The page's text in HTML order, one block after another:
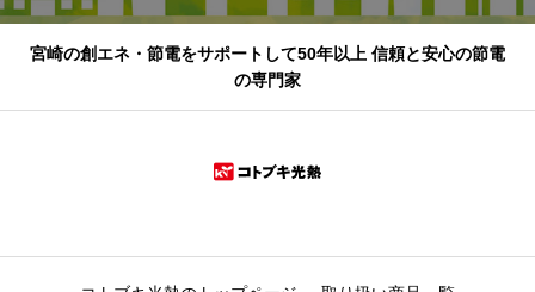
宮崎の創エネ・節電をサポートして50年以上 信頼と安心の節電
の専門家